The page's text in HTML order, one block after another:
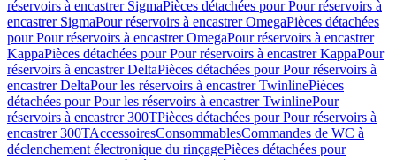
réservoirs à encastrer SigmaPièces détachées pour Pour réservoirs à
encastrer SigmaPour réservoirs à encastrer OmegaPièces détachées
pour Pour réservoirs à encastrer OmegaPour réservoirs à encastrer
KappaPièces détachées pour Pour réservoirs à encastrer KappaPour
réservoirs à encastrer DeltaPièces détachées pour Pour réservoirs à
encastrer DeltaPour les réservoirs à encastrer TwinlinePièces
détachées pour Pour les réservoirs à encastrer TwinlinePour
réservoirs à encastrer 300TPièces détachées pour Pour réservoirs à
encastrer 300TAccessoiresConsommablesCommandes de WC à
déclenchement électronique du rinçagePièces détachées pour